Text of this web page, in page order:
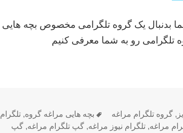
بدنبال یک گروه تلگرامی مخصوص بچه هایی
تلگرامی رو به شما معرفی کنیم
,گروه تلگرام مراغه برچسب‌ها
بچه هایی مراغه گروه,تلگرام
مراغه,تلگرام نیوز مراغه,گپ تلگرام مراغه,گپ